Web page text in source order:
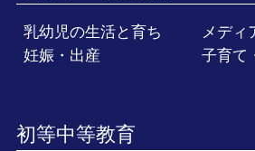
乳幼児の生活と育ち
メディ
妊娠・出産
子育て
初等中等教育